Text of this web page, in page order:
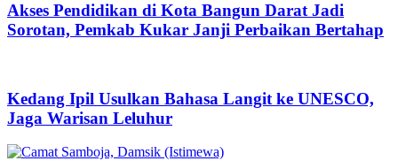
Akses Pendidikan di Kota Bangun Darat Jadi
Sorotan, Pemkab Kukar Janji Perbaikan Bertahap
Kedang Ipil Usulkan Bahasa Langit ke UNESCO,
Jaga Warisan Leluhur